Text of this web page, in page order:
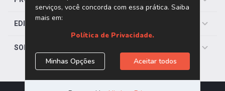
EDITORIAS
SOBRE O JOTA